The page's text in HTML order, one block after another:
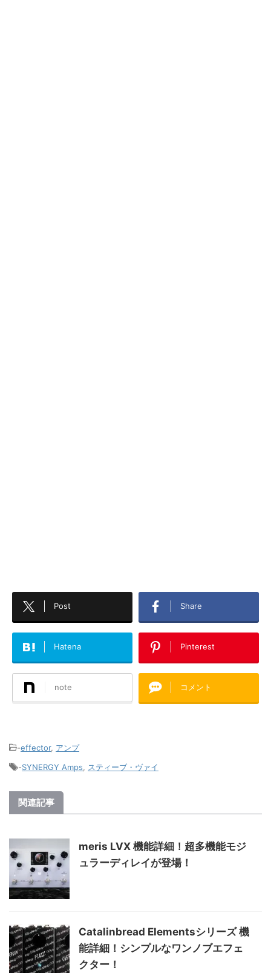
Post Share
Hatena Pinterest
note コメント
-effector, アンプ
-SYNERGY Amps スティーブ・ヴァイ
関連記事
meris LVX 機能詳細！超多機能モジ
ュラーディレイが登場！
Catalinbread Elementsシリーズ 機
能詳細！シンプルなワンノブエフェ
クター！